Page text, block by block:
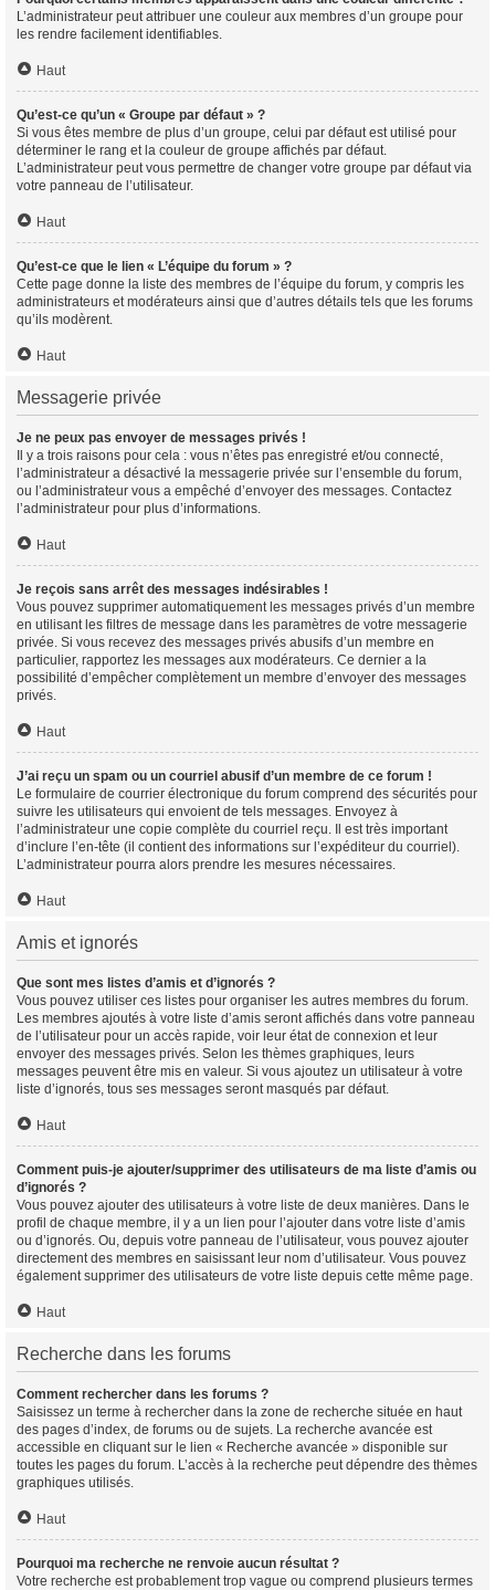
L’administrateur peut attribuer une couleur aux membres d’un groupe pour
les rendre facilement identifiables.
Haut
Qu’est-ce qu’un « Groupe par défaut » ?
Si vous êtes membre de plus d’un groupe, celui par défaut est utilisé pour
déterminer le rang et la couleur de groupe affichés par défaut.
L’administrateur peut vous permettre de changer votre groupe par défaut via
votre panneau de l’utilisateur.
Haut
Qu’est-ce que le lien « L’équipe du forum » ?
Cette page donne la liste des membres de l’équipe du forum, y compris les
administrateurs et modérateurs ainsi que d’autres détails tels que les forums
qu’ils modèrent.
Haut
Messagerie privée
Je ne peux pas envoyer de messages privés !
Il y a trois raisons pour cela : vous n’êtes pas enregistré et/ou connecté,
l’administrateur a désactivé la messagerie privée sur l’ensemble du forum,
ou l’administrateur vous a empêché d’envoyer des messages. Contactez
l’administrateur pour plus d’informations.
Haut
Je reçois sans arrêt des messages indésirables !
Vous pouvez supprimer automatiquement les messages privés d’un membre
en utilisant les filtres de message dans les paramètres de votre messagerie
privée. Si vous recevez des messages privés abusifs d’un membre en
particulier, rapportez les messages aux modérateurs. Ce dernier a la
possibilité d’empêcher complètement un membre d’envoyer des messages
privés.
Haut
J’ai reçu un spam ou un courriel abusif d’un membre de ce forum !
Le formulaire de courrier électronique du forum comprend des sécurités pour
suivre les utilisateurs qui envoient de tels messages. Envoyez à
l’administrateur une copie complète du courriel reçu. Il est très important
d’inclure l’en-tête (il contient des informations sur l’expéditeur du courriel).
L’administrateur pourra alors prendre les mesures nécessaires.
Haut
Amis et ignorés
Que sont mes listes d’amis et d’ignorés ?
Vous pouvez utiliser ces listes pour organiser les autres membres du forum.
Les membres ajoutés à votre liste d’amis seront affichés dans votre panneau
de l’utilisateur pour un accès rapide, voir leur état de connexion et leur
envoyer des messages privés. Selon les thèmes graphiques, leurs
messages peuvent être mis en valeur. Si vous ajoutez un utilisateur à votre
liste d’ignorés, tous ses messages seront masqués par défaut.
Haut
Comment puis-je ajouter/supprimer des utilisateurs de ma liste d’amis ou
d’ignorés ?
Vous pouvez ajouter des utilisateurs à votre liste de deux manières. Dans le
profil de chaque membre, il y a un lien pour l’ajouter dans votre liste d’amis
ou d’ignorés. Ou, depuis votre panneau de l’utilisateur, vous pouvez ajouter
directement des membres en saisissant leur nom d’utilisateur. Vous pouvez
également supprimer des utilisateurs de votre liste depuis cette même page.
Haut
Recherche dans les forums
Comment rechercher dans les forums ?
Saisissez un terme à rechercher dans la zone de recherche située en haut
des pages d’index, de forums ou de sujets. La recherche avancée est
accessible en cliquant sur le lien « Recherche avancée » disponible sur
toutes les pages du forum. L’accès à la recherche peut dépendre des thèmes
graphiques utilisés.
Haut
Pourquoi ma recherche ne renvoie aucun résultat ?
Votre recherche est probablement trop vague ou comprend plusieurs termes